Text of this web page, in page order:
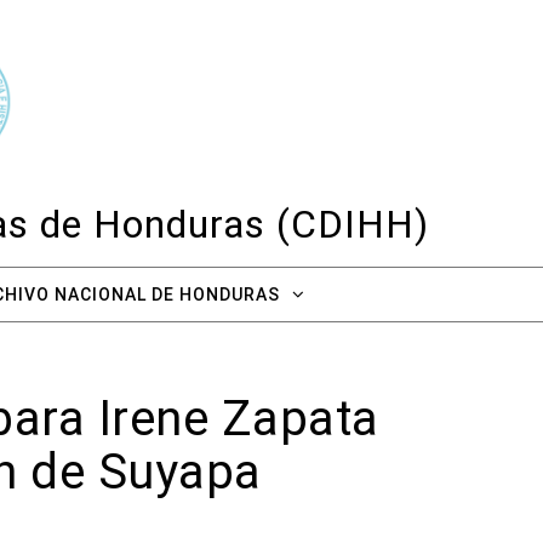
de Honduras (CDIHH)
NACIONAL DE HONDURAS
Irene Zapata
de Suyapa